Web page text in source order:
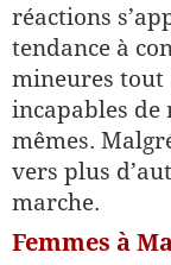
réactions
tendance à
mineures tout
incapables de
mêmes.
vers plus
marche.
Femmes à